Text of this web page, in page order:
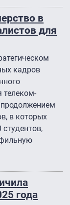
в
для
кадров
телеком-
продолжением
в которых
студентов,
года